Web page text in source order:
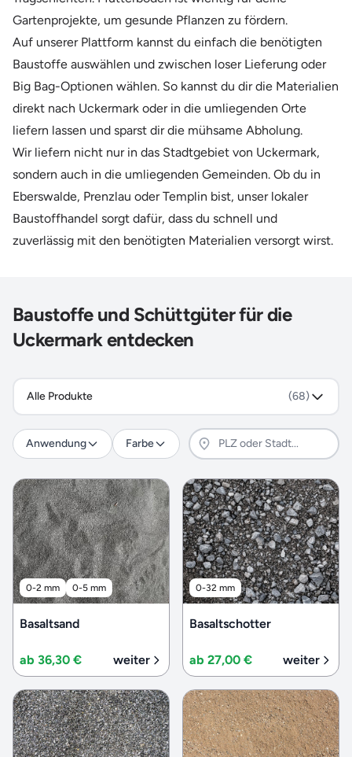
Gartenprojekte, um gesunde Pflanzen zu fördern.
Auf unserer Plattform kannst du einfach die benötigten
Baustoffe auswählen und zwischen loser Lieferung oder
Big Bag-Optionen wählen. So kannst du dir die Materialien
direkt nach Uckermark oder in die umliegenden Orte
liefern lassen und sparst dir die mühsame Abholung.
Wir liefern nicht nur in das Stadtgebiet von Uckermark,
sondern auch in die umliegenden Gemeinden. Ob du in
Eberswalde, Prenzlau oder Templin bist, unser lokaler
Baustoffhandel sorgt dafür, dass du schnell und
zuverlässig mit den benötigten Materialien versorgt wirst.
Baustoffe und Schüttgüter für die
Uckermark entdecken
Alle Produkte (68)
Anwendung Farbe
0-2 mm 0-5 mm
Basaltsand
ab 36,30 € weiter
0-32 mm
Basaltschotter
ab 27,00 € weiter